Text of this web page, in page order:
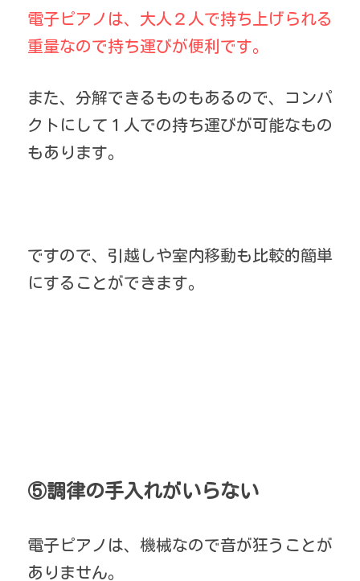
電子ピアノは、大人２人で持ち上げられる
重量なので持ち運びが便利です。
また、分解できるものもあるので、コンパ
クトにして１人での持ち運びが可能なもの
もあります。
ですので、引越しや室内移動も比較的簡単
にすることができます。
⑤調律の手入れがいらない
電子ピアノは、機械なので音が狂うことが
ありません。